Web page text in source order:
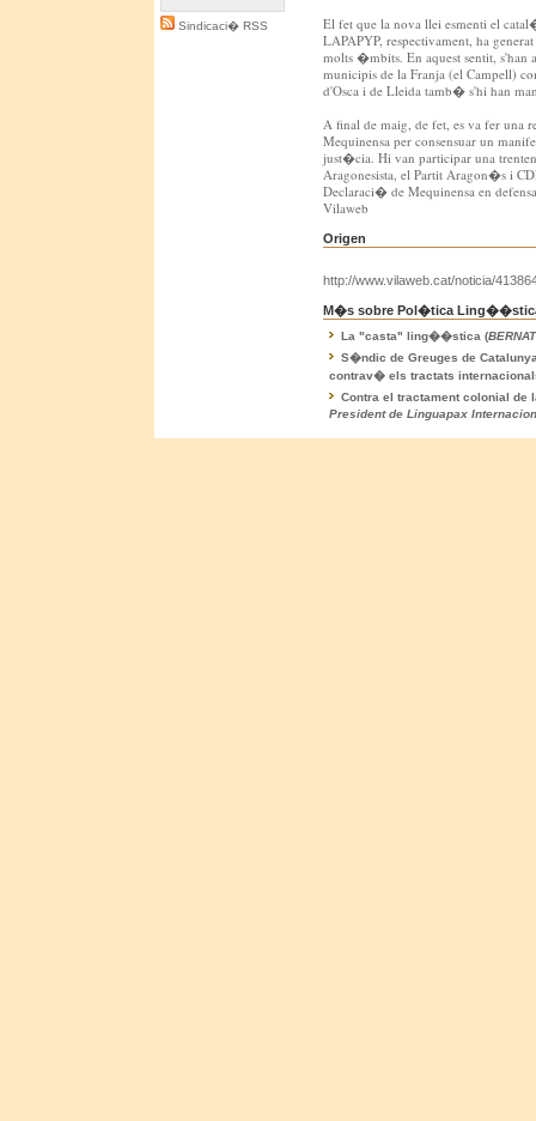
Sindicaci� RSS
El fet que la nova llei esmenti el
LAPAPYP, respectivament, ha
molts �mbits. En aquest sentit,
municipis de la Franja (el Campell)
d'Osca i de Lleida tamb� s'hi han
A final de maig, de fet, es va fer una
Mequinensa per consensuar un
just�cia. Hi van participar una
Aragonesista, el Partit Aragon�s i
Declaraci� de Mequinensa en
Vilaweb
Origen
http://www.vilaweb.cat/noticia/
M�s sobre Pol�tica
La "casta" ling��stica (
S�ndic de Greuges de
contrav� els tractats
Contra el tractament colonial de
President de Linguapax